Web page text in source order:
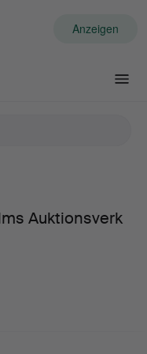
Anzeigen
Auktionsverk